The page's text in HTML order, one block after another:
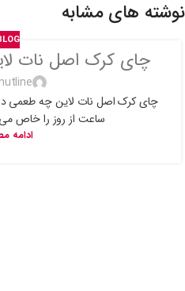
نوشته های مشابه
چای کرک اصل نات
nutline
چای کرک اصل نات لاین چه طعمی
ساعت از روز را خاص
ادامه